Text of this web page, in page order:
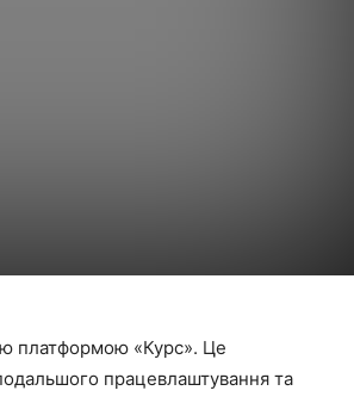
платформою «Курс». Це
працевлаштування та